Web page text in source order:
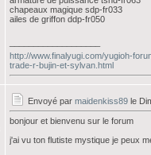
chapeaux magique sdp-fr033
ailes de griffon ddp-fr050
http://www.finalyugi.com/yugioh-
trade-r-bujin-et-sylvan.html
Envoyé par maidenkiss89 le
bonjour et bienvenu sur le forum
j'ai vu ton flutiste mystique je peux